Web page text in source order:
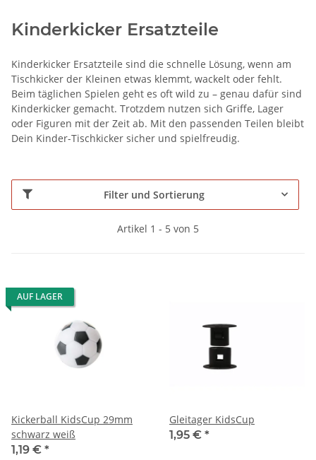
Kinderkicker Ersatzteile
Kinderkicker Ersatzteile sind die schnelle Lösung, wenn am
Tischkicker der Kleinen etwas klemmt, wackelt oder fehlt.
Beim täglichen Spielen geht es oft wild zu – genau dafür sind
Kinderkicker gemacht. Trotzdem nutzen sich Griffe, Lager
oder Figuren mit der Zeit ab. Mit den passenden Teilen bleibt
Dein Kinder-Tischkicker sicher und spielfreudig.
Filter und Sortierung
Artikel 1 - 5 von 5
AUF LAGER
Kickerball KidsCup 29mm
schwarz weiß
1,19 € *
Gleitager KidsCup
1,95 € *